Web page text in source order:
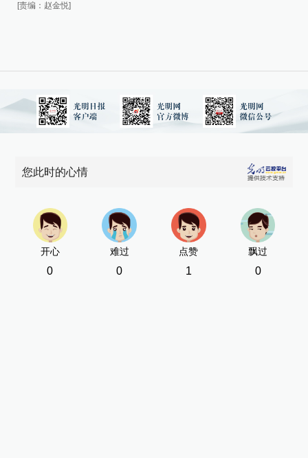
[责编：赵金悦]
您此时的心情
开心
0
难过
0
点赞
1
飘过
0